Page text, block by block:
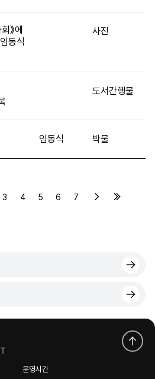
》에
동식
사진
도서간행물
임동식 박물
3 4 5 6 7
운영시간